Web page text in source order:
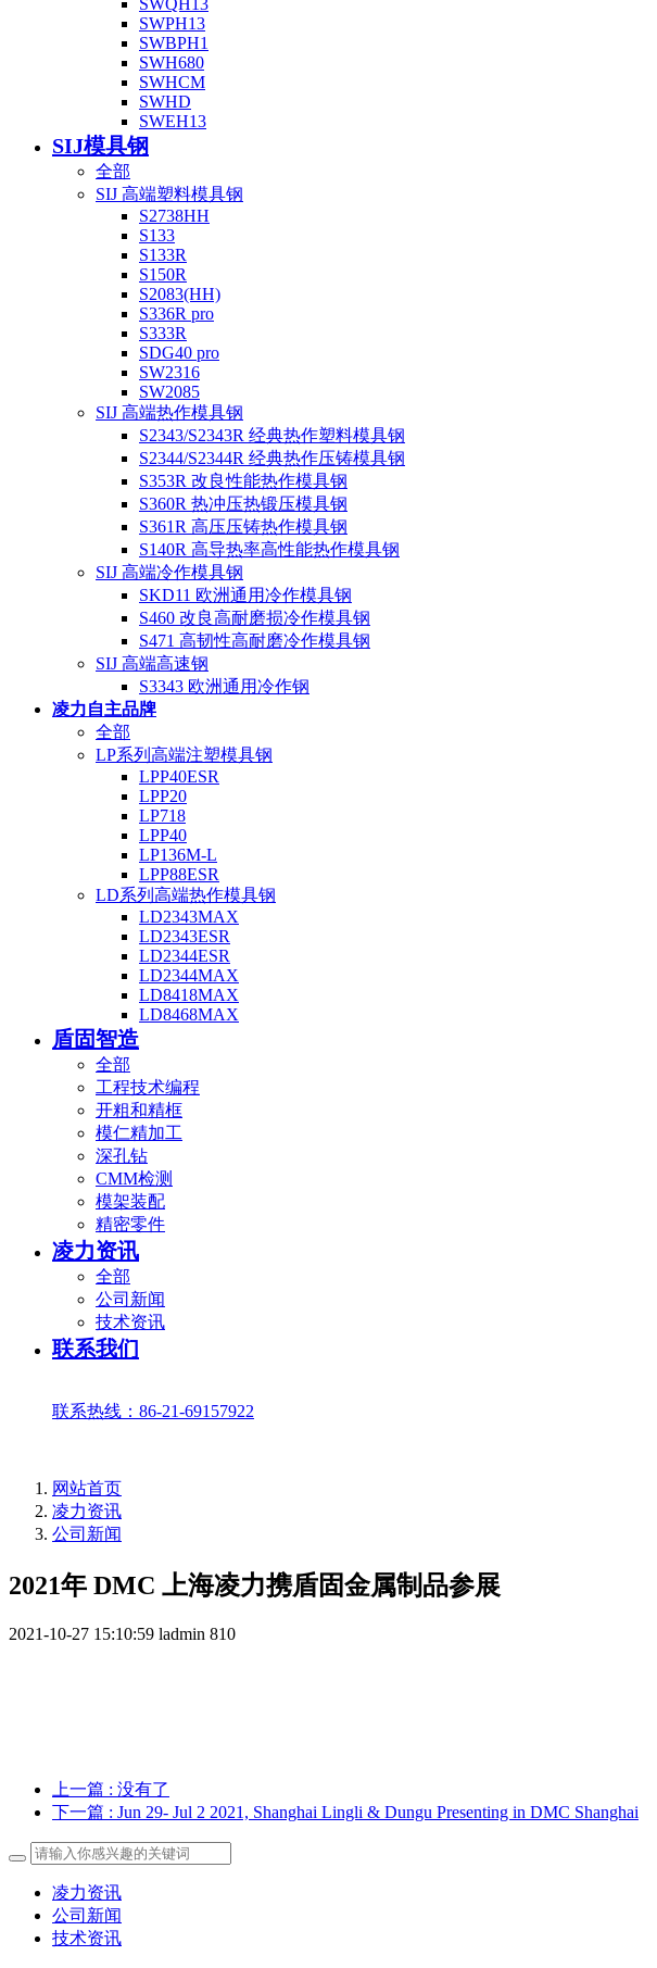
SWQH13
SWPH13
SWBPH1
SWH680
SWHCM
SWHD
SWEH13
SIJ模具钢
全部
SIJ 高端塑料模具钢
S2738HH
S133
S133R
S150R
S2083(HH)
S336R pro
S333R
SDG40 pro
SW2316
SW2085
SIJ 高端热作模具钢
S2343/S2343R 经典热作塑料模具钢
S2344/S2344R 经典热作压铸模具钢
S353R 改良性能热作模具钢
S360R 热冲压热锻压模具钢
S361R 高压压铸热作模具钢
S140R 高导热率高性能热作模具钢
SIJ 高端冷作模具钢
SKD11 欧洲通用冷作模具钢
S460 改良高耐磨损冷作模具钢
S471 高韧性高耐磨冷作模具钢
SIJ 高端高速钢
S3343 欧洲通用冷作钢
凌力自主品牌
全部
LP系列高端注塑模具钢
LPP40ESR
LPP20
LP718
LPP40
LP136M-L
LPP88ESR
LD系列高端热作模具钢
LD2343MAX
LD2343ESR
LD2344ESR
LD2344MAX
LD8418MAX
LD8468MAX
盾固智造
全部
工程技术编程
开粗和精框
模仁精加工
深孔钻
CMM检测
模架装配
精密零件
凌力资讯
全部
公司新闻
技术资讯
联系我们
联系热线：86-21-69157922
网站首页
凌力资讯
公司新闻
2021年 DMC 上海凌力携盾固金属制品参展
2021-10-27 15:10:59 ladmin 810
上一篇 : 没有了
下一篇 : Jun 29- Jul 2 2021, Shanghai Lingli & Dungu Presenting in DMC Shanghai
凌力资讯
公司新闻
技术资讯